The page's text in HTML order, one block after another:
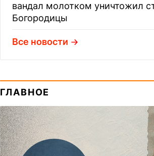
вандал молотком уничтожил
Богородицы
Все новости
ГЛАВНОЕ